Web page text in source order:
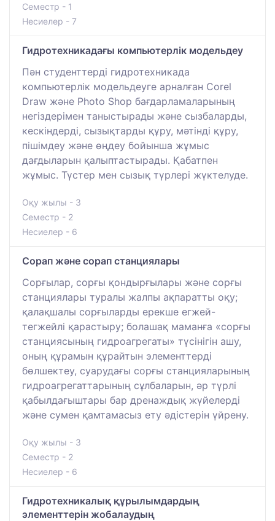
Семестр - 1
Несиелер - 7
Гидротехникадағы компьютерлік модельдеу
Пән студенттерді гидротехникада
компьютерлік модельдеуге арналған Corel
Draw және Photo Shop бағдарламаларының
негіздерімен таныстырады және сызбаларды,
кескіндерді, сызықтарды құру, мәтінді құру,
пішімдеу және өңдеу бойынша жұмыс
дағдыларын қалыптастырады. Қабатпен
жұмыс. Түстер мен сызық түрлері жүктелуде.
Оқу жылы - 3
Семестр - 2
Несиелер - 6
Сорап және сорап станциялары
Сорғылар, сорғы қондырғылары және сорғы
станциялары туралы жалпы ақпаратты оқу;
қалақшалы сорғыларды ерекше егжей-
тегжейлі қарастыру; болашақ маманға «сорғы
станциясының гидроагрегаты» түсінігін ашу,
оның құрамын құрайтын элементтерді
бөлшектеу, суарудағы сорғы станцияларының
гидроагрегаттарының сұлбаларын, әр түрлі
қабылдағыштары бар дренаждық жүйелерді
және сумен қамтамасыз ету әдістерін үйрену.
Оқу жылы - 3
Семестр - 2
Несиелер - 6
Гидротехникалық құрылымдардың
элементтерін жобалаудың